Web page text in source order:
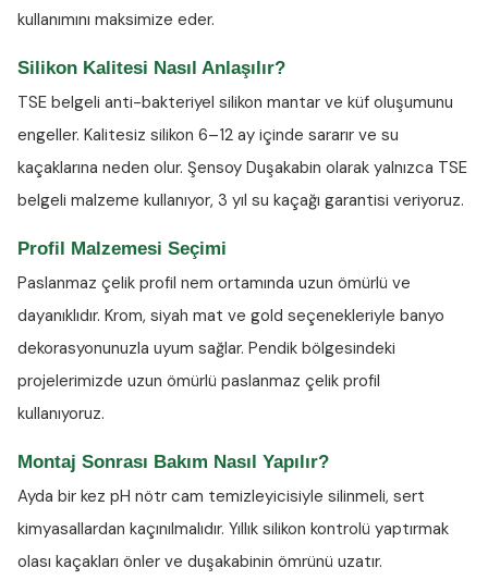
kullanımını maksimize eder.
Silikon Kalitesi Nasıl Anlaşılır?
TSE belgeli anti-bakteriyel silikon mantar ve küf oluşumunu
engeller. Kalitesiz silikon 6–12 ay içinde sararır ve su
kaçaklarına neden olur. Şensoy Duşakabin olarak yalnızca TSE
belgeli malzeme kullanıyor, 3 yıl su kaçağı garantisi veriyoruz.
Profil Malzemesi Seçimi
Paslanmaz çelik profil nem ortamında uzun ömürlü ve
dayanıklıdır. Krom, siyah mat ve gold seçenekleriyle banyo
dekorasyonunuzla uyum sağlar. Pendik bölgesindeki
projelerimizde uzun ömürlü paslanmaz çelik profil
kullanıyoruz.
Montaj Sonrası Bakım Nasıl Yapılır?
Ayda bir kez pH nötr cam temizleyicisiyle silinmeli, sert
kimyasallardan kaçınılmalıdır. Yıllık silikon kontrolü yaptırmak
olası kaçakları önler ve duşakabinin ömrünü uzatır.